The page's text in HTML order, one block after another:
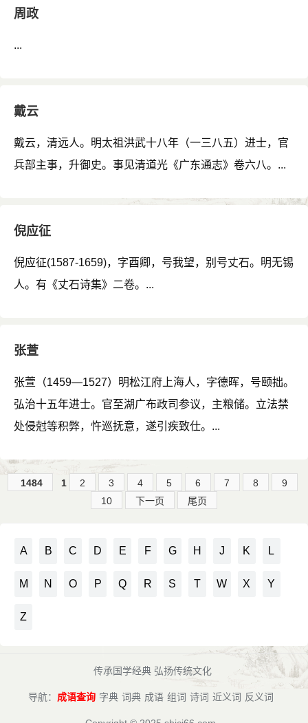
周政
...
戴云
戴云，清远人。明太祖洪武十八年（一三八五）进士，官
兵部主事，升御史。事见清道光《广东通志》卷六八。...
倪应征
倪应征(1587-1659)，字酉卿，号我望，别号丈石。明无锡
人。有《丈石诗集》二卷。...
张萱
张萱（1459—1527）明松江府上海人，字德晖，号颐拙。
弘治十五年进士。官至湖广布政司参议，主粮储。立法禁
处侵尅等积弊，忤巡抚意，遂引疾致仕。...
1484 1 2 3 4 5 6 7 8
9
10
下一页 尾页
A B C D E F G H J K L
M N O P Q R S T W X Y
Z
传承国学经典 弘扬传统文化
导航： 成语查询 字典 词典 成语 组词 诗词 近义词 反义词